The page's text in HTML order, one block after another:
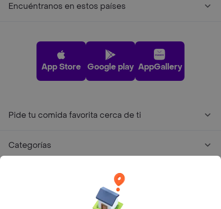
Encuéntranos en estos países
App Store Google play AppGallery
Pide tu comida favorita cerca de ti
Categorías